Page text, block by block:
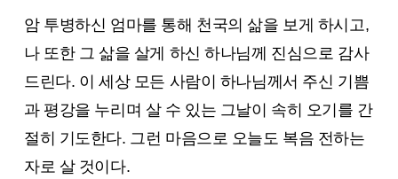
암 투병하신 엄마를 통해 천국의 삶을 보게 하시고,
나 또한 그 삶을 살게 하신 하나님께 진심으로 감사
드린다. 이 세상 모든 사람이 하나님께서 주신 기쁨
과 평강을 누리며 살 수 있는 그날이 속히 오기를 간
절히 기도한다. 그런 마음으로 오늘도 복음 전하는
자로 살 것이다.